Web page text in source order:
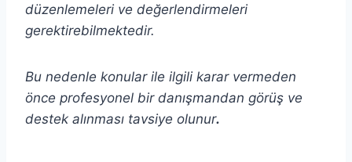
düzenlemeleri ve değerlendirmeleri
gerektirebilmektedir.
Bu nedenle konular ile ilgili karar vermeden
önce profesyonel bir danışmandan görüş ve
destek alınması tavsiye olunur.